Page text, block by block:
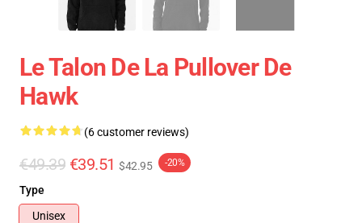
Le Talon De La Pullover De
Hawk
(6 customer reviews)
€49.39 €39.51 $42.95 -20%
Type
Unisex